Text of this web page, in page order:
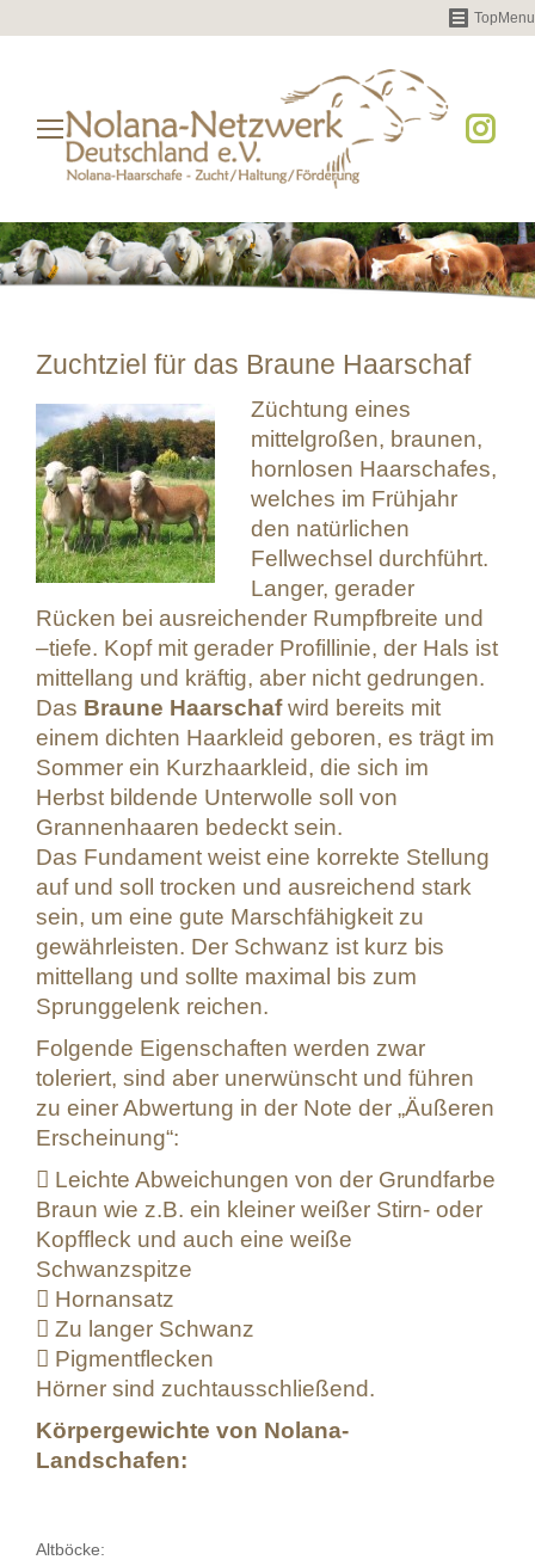
TopMenu
opens
in
new
Zuchtziel für das Braune Haarschaf
Züchtung eines
mittelgroßen, braunen,
hornlosen Haarschafes,
welches im Frühjahr
den natürlichen
Fellwechsel durchführt.
Langer, gerader
Rücken bei ausreichender Rumpfbreite und
–tiefe. Kopf mit gerader Profillinie, der Hals ist
mittellang und kräftig, aber nicht gedrungen.
Das Braune Haarschafwird bereits mit
einem dichten Haarkleid geboren, es trägt im
Sommer ein Kurzhaarkleid, die sich im
Herbst bildende Unterwolle soll von
Grannenhaaren bedeckt sein.
Das Fundament weist eine korrekte Stellung
auf und soll trocken und ausreichend stark
sein, um eine gute Marschfähigkeit zu
gewährleisten. Der Schwanz ist kurz bis
mittellang und sollte maximal bis zum
Sprunggelenk reichen.
Folgende Eigenschaften werden zwar
toleriert, sind aber unerwünscht und führen
zu einer Abwertung in der Note der „Äußeren
Erscheinung“:
 Leichte Abweichungen von der Grundfarbe
Braun wie z.B. ein kleiner weißer Stirn- oder
Kopffleck und auch eine weiße
Schwanzspitze
 Hornansatz
 Zu langer Schwanz
 Pigmentflecken
Hörner sind zuchtausschließend.
Körpergewichte von Nolana-
Landschafen:
Altböcke: